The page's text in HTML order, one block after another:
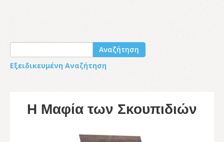
Αναζήτηση
Εξειδικευμένη Αναζήτηση
Η Μαφία των Σκουπιδιών